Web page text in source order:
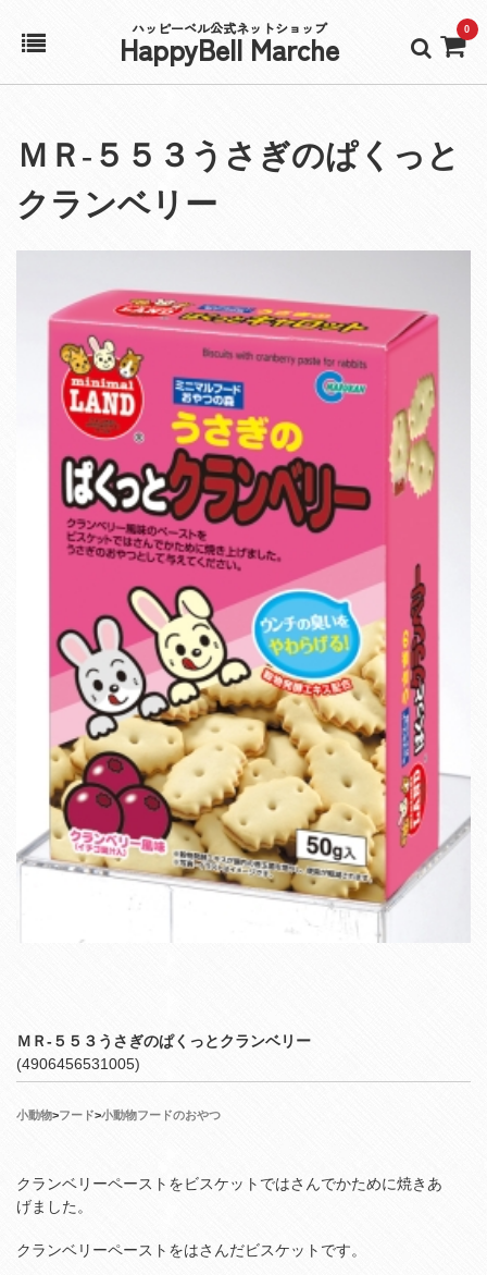
ハッピーベル公式ネットショップ
HappyBell Marche 0
アカウント
カート
ＭＲ‐５５３うさぎのぱくっと
クランベリー
ＭＲ‐５５３うさぎのぱくっとクランベリー
(4906456531005)
小動物>フード>小動物フードのおやつ
クランベリーペーストをビスケットではさんでかために焼きあ
げました。
クランベリーペーストをはさんだビスケットです。